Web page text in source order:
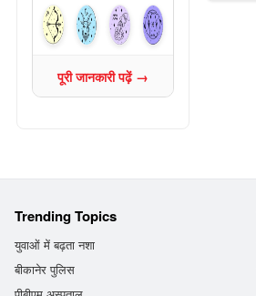
पूरी जानकारी पढ़ें →
Trending Topics
युवाओं में बढ़ता नशा
बीकानेर पुलिस